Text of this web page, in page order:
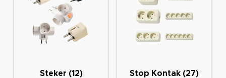
Steker (12) Stop Kontak (27)